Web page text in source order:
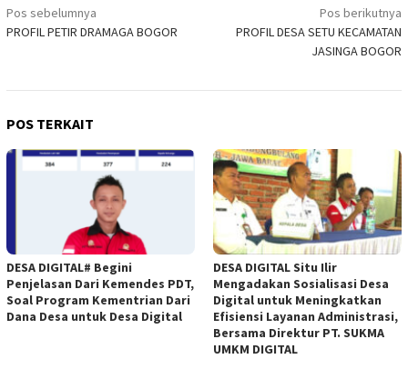
Navigasi
pos
Pos sebelumnya
PROFIL PETIR DRAMAGA BOGOR
Pos berikutnya
PROFIL DESA SETU KECAMATAN
JASINGA BOGOR
POS TERKAIT
DESA DIGITAL# Begini
Penjelasan Dari Kemendes PDT,
Soal Program Kementrian Dari
Dana Desa untuk Desa Digital
DESA DIGITAL Situ Ilir
Mengadakan Sosialisasi Desa
Digital untuk Meningkatkan
Efisiensi Layanan Administrasi,
Bersama Direktur PT. SUKMA
UMKM DIGITAL